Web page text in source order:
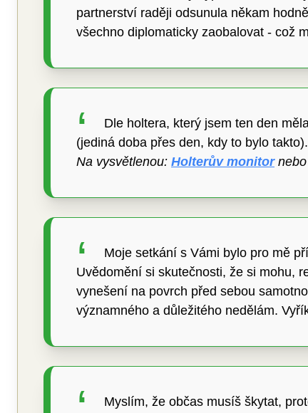
partnerství raději odsunula někam
všechno diplomaticky zaobalovat - což
Dle holtera, který jsem ten den
(jediná doba přes den, kdy to bylo
Na vysvětlenou: Holterův monitornebo
Moje setkání s Vámi bylo pro mě
Uvědomění si skutečnosti, že si mohu,
vynešení na povrch před sebou
významného a důležitého nedělám.
Myslím, že občas musíš škytat,